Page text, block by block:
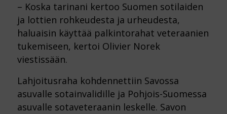
– Koska tarinani kertoo Suomen sotilaiden
ja lottien rohkeudesta ja urheudesta,
haluaisin käyttää palkintorahat veteraanien
tukemiseen, kertoi Olivier Norek
viestissään.
Lahjoitusraha kohdennettiin Savossa
asuvalle sotainvalidille ja Pohjois-Suomessa
asuvalle sotaveteraanin leskelle. Savon